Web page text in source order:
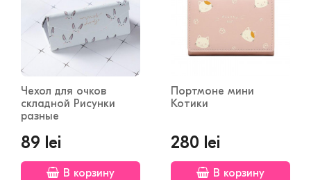
Чехол для очков
складной Рисунки
разные
89 lei
В корзину
Портмоне мини
Котики
280 lei
В корзину